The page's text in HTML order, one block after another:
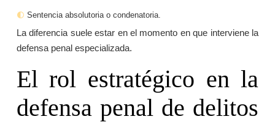
Sentencia absolutoria o condenatoria.
La diferencia suele estar en el momento en que interviene la
defensa penal especializada.
El rol estratégico en la
defensa penal de delitos